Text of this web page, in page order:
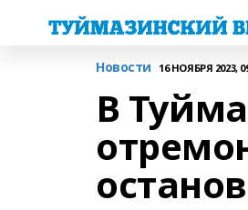
Новости 16 НОЯБРЯ 2023,
В